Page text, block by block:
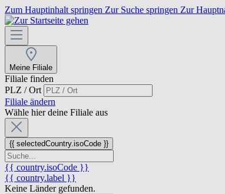
Zum Hauptinhalt springen Zur Suche springen Zur
Meine Filiale
Filiale finden
PLZ / Ort
Filiale ändern
Wähle hier deine Filiale aus
{{ selectedCountry.isoCode }}
{{ country.isoCode }}
{{ country.label }}
Keine Länder gefunden.